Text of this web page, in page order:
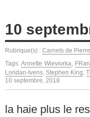
10
Rubrique(s) : Carnets de
Tags:Annette Wieviorka
Loridan-Ivens Stephen King
10 septembre, 2018
la haie plus le